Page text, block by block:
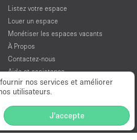
nos services et améliorer
utilisateurs.
J'accepte
Listez votre espace
Louer un espace
Monétiser les espaces vacants
À Propos
Contactez-nous
Aide et assistance
Conditions générales d'utilisation
Mentions légales
Politique de confidentialité